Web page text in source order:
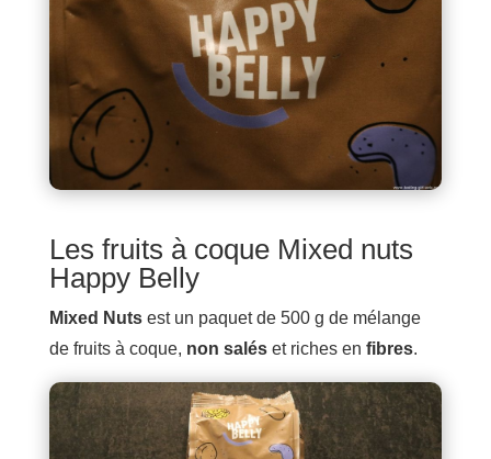
Les fruits à coque Mixed nuts
Happy Belly
Mixed Nutsest un paquet de 500 g de mélange
de fruits à coque, non saléset riches en fibres.